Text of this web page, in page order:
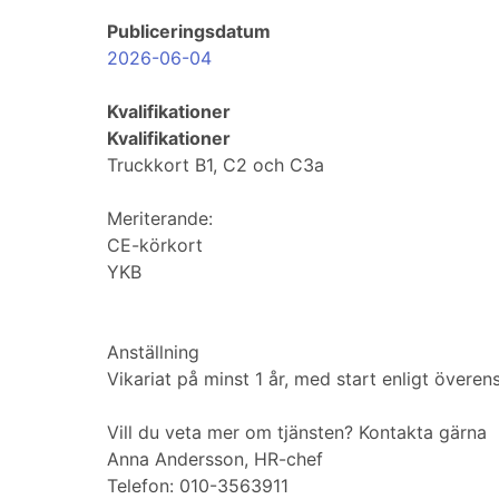
Publiceringsdatum
2026-06-04
Kvalifikationer
Kvalifikationer
Truckkort B1, C2 och C3a
Meriterande:
CE-körkort
YKB
Anställning
Vikariat på minst 1 år, med start enligt
Vill du veta mer om tjänsten? Kontakta gärna
Anna Andersson, HR-chef
Telefon: 010-3563911